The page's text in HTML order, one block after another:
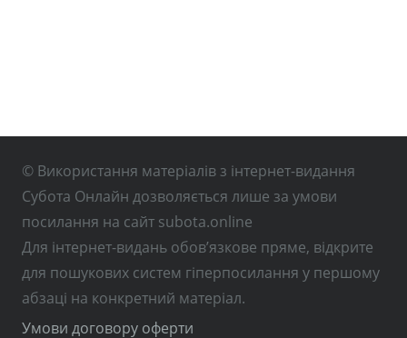
© Використання матеріалів з інтернет-видання
Субота Онлайн дозволяється лише за умови
посилання на сайт subota.online
Для інтернет-видань обов’язкове пряме, відкрите
для пошукових систем гіперпосилання у першому
абзаці на конкретний матеріал.
Умови договору оферти